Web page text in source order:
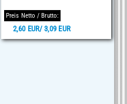
Preis Netto / Brutto:
2,60 EUR/ 3,09 EUR